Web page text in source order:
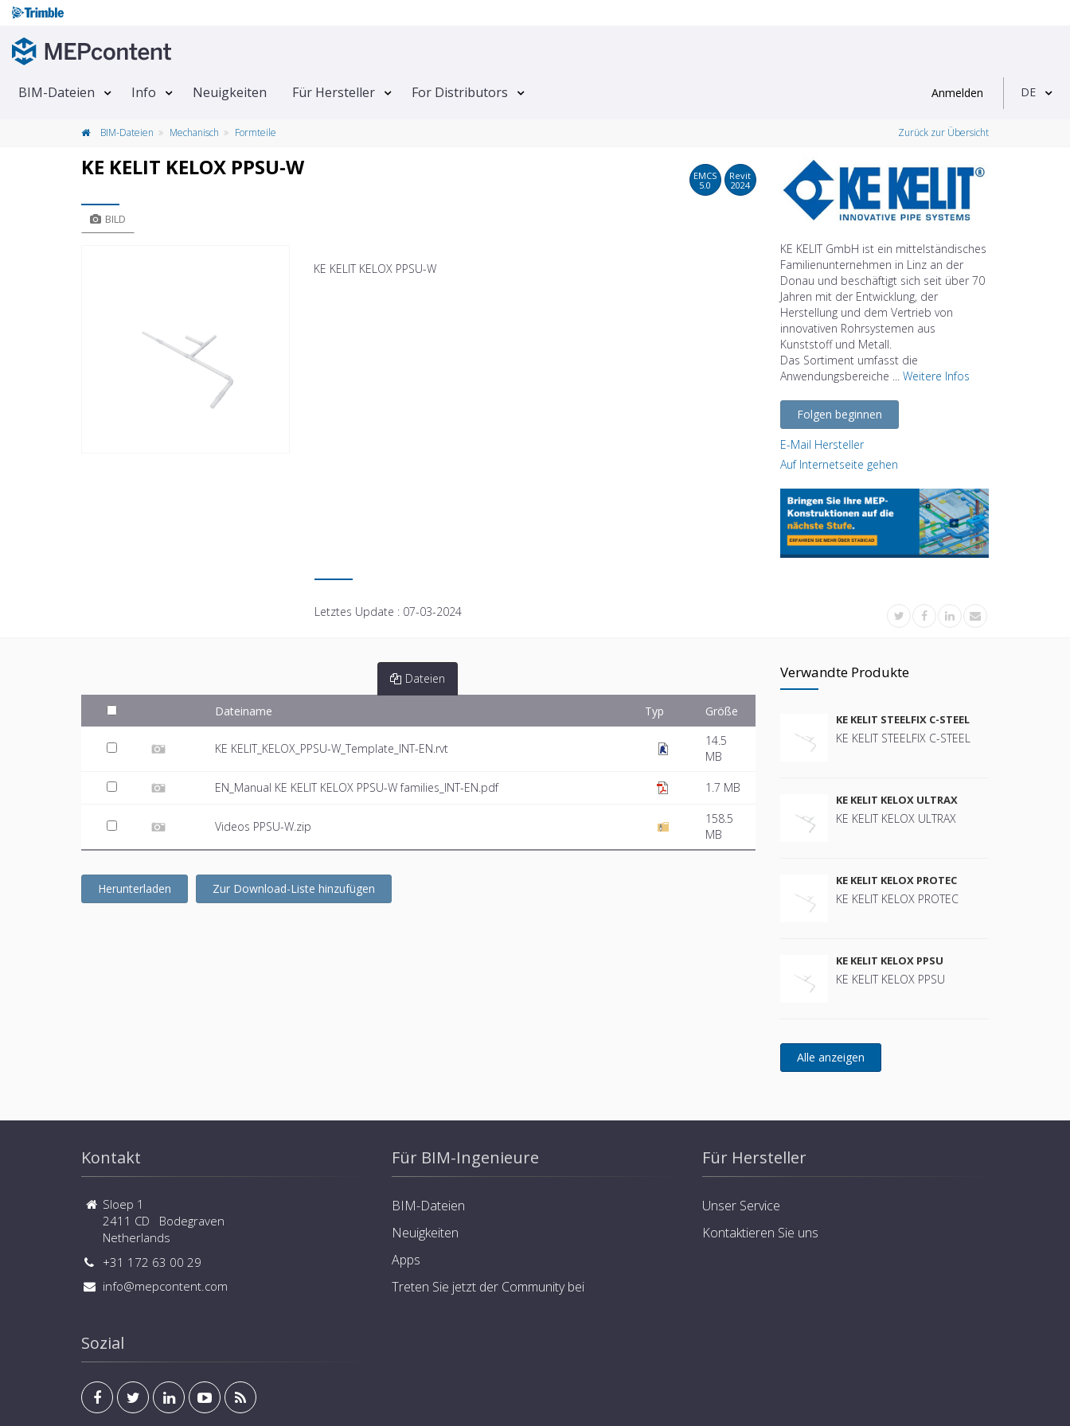
BIM-Dateien Info Neuigkeiten Für Hersteller For Distributors Anmelden DE
BIM-Dateien Mechanisch Formteile Zurück zur Übersicht
KE KELIT KELOX PPSU-W
EMCS
5.0
Revit
2024
BILD
KE KELIT KELOX PPSU-W
KE KELIT GmbH ist ein mittelständisches
Familienunternehmen in Linz an der
Donau und beschäftigt sich seit über 70
Jahren mit der Entwicklung, der
Herstellung und dem Vertrieb von
innovativen Rohrsystemen aus
Kunststoff und Metall.
Das Sortiment umfasst die
Anwendungsbereiche ... Weitere Infos
Folgen beginnen
E-Mail Hersteller
Auf Internetseite gehen
Letztes Update : 07-03-2024
Dateien
Dateiname Typ Größe
KE KELIT_KELOX_PPSU-W_Template_INT-EN.rvt
14.5
MB
EN_Manual KE KELIT KELOX PPSU-W families_INT-EN.pdf 1.7 MB
Videos PPSU-W.zip
158.5
MB
Herunterladen Zur Download-Liste hinzufügen
Verwandte Produkte
KE KELIT STEELFIX C-STEEL
KE KELIT STEELFIX C-STEEL
KE KELIT KELOX ULTRAX
KE KELIT KELOX ULTRAX
KE KELIT KELOX PROTEC
KE KELIT KELOX PROTEC
KE KELIT KELOX PPSU
KE KELIT KELOX PPSU
Kontakt
Sloep 1
2411 CD Bodegraven
Netherlands
+31 172 63 00 29
info@mepcontent.com
Sozial
Für BIM-Ingenieure
BIM-Dateien
Neuigkeiten
Apps
Treten Sie jetzt der Community bei
Für Hersteller
Unser Service
Kontaktieren Sie uns